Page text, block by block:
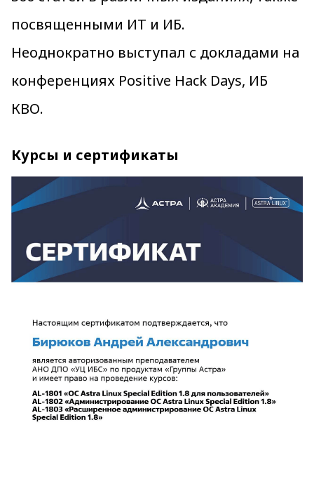
посвященными ИТ и ИБ.
Неоднократно выступал с докладами на
конференциях Positive Hack Days, ИБ
КВО.
Курсы и сертификаты